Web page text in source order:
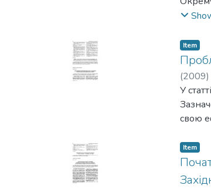
Item
(2009)
У
свою
Item